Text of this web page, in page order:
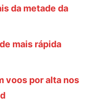
da metade da
mais rápida
voos por alta nos